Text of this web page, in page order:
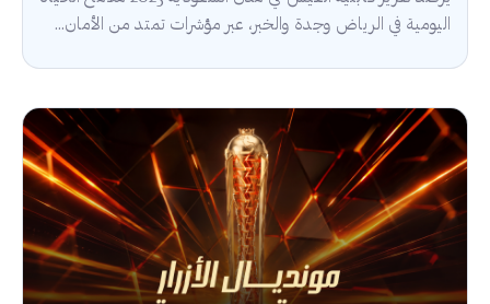
اليومية في الرياض وجدة والخبر، عبر مؤشرات تمتد من الأمان...